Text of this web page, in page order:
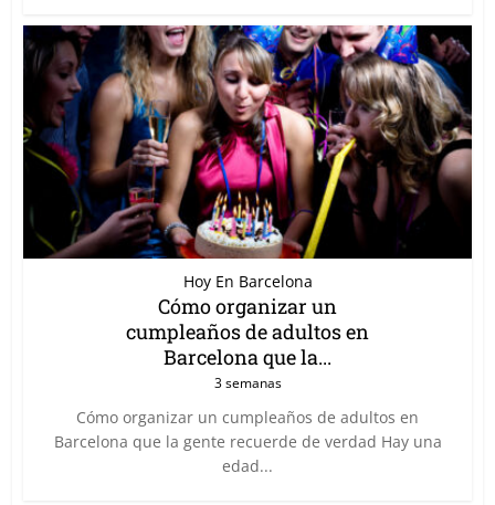
Hoy En Barcelona
Cómo organizar un
cumpleaños de adultos en
Barcelona que la...
3 semanas
Cómo organizar un cumpleaños de adultos en
Barcelona que la gente recuerde de verdad Hay una
edad...